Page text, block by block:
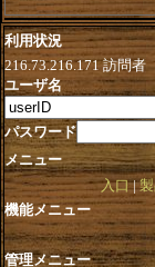
利用状況
216.73.216.171訪問者
ユーザ名
パスワード
メニュー
入口
機能メニュー
管理メニュー